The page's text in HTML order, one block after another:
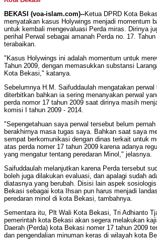
BEKASI (voa-islam.com)--Ketua DPRD Kota
menyatakan kasus Holywings menjadi momentum
untuk kembali mengevaluasi Perda miras. Dirinya
perihal Perwal sebagai amanah Perda no. 17.
terabaikan.
"Kasus Holywings ini adalah momentum untuk
Tahun 2009, dengan memasukkan substansi
Kota Bekasi," katanya.
Sebelumnya H.M. Saifuddaulah mengatakan
diterbitkan bahkan ia sering menanyakan perwal
perda nomor 17 tahun 2009 saat dirinya masih
komisi I tahun 2009 - 2014.
"Sepengetahuan saya perwal tersebut belum
berakhirnya masa tugas saya. Bahkan saat saya
sempat berkomunikasi dengan dinas terkait untuk
atas perda nomer 17 tahun 2009 karena adanya
yang mengatur tentang peredaran Minol," jelasnya.
Saifuddaulah melanjutkan karena Perda tersebut
boleh juga dilakukan evaluasi, dan apalagi sudah
diatasnya yang berubah. Disisi lain aspek
Bekasi sebagai kota Ihsan pun harus menjadi
peredaran minol di kota Bekasi, tambahnya.
Sementara itu, Plt Wali Kota Bekasi, Tri Adhianto
pemerintah kota Bekasi akan segera melakukan
Daerah (Perda) kota Bekasi nomer 17 tahun 2009
dan pengendalian minuman keras di wilayah kota